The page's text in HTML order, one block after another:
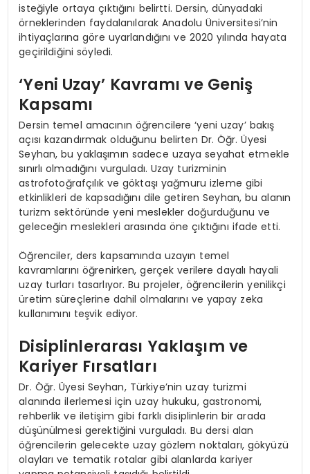
isteğiyle ortaya çıktığını belirtti. Dersin, dünyadaki
örneklerinden faydalanılarak Anadolu Üniversitesi’nin
ihtiyaçlarına göre uyarlandığını ve 2020 yılında hayata
geçirildiğini söyledi.
‘Yeni Uzay’ Kavramı ve Geniş
Kapsamı
Dersin temel amacının öğrencilere ‘yeni uzay’ bakış
açısı kazandırmak olduğunu belirten Dr. Öğr. Üyesi
Seyhan, bu yaklaşımın sadece uzaya seyahat etmekle
sınırlı olmadığını vurguladı. Uzay turizminin
astrofotoğrafçılık ve göktaşı yağmuru izleme gibi
etkinlikleri de kapsadığını dile getiren Seyhan, bu alanın
turizm sektöründe yeni meslekler doğurduğunu ve
geleceğin meslekleri arasında öne çıktığını ifade etti.
Öğrenciler, ders kapsamında uzayın temel
kavramlarını öğrenirken, gerçek verilere dayalı hayali
uzay turları tasarlıyor. Bu projeler, öğrencilerin yenilikçi
üretim süreçlerine dahil olmalarını ve yapay zeka
kullanımını teşvik ediyor.
Disiplinlerarası Yaklaşım ve
Kariyer Fırsatları
Dr. Öğr. Üyesi Seyhan, Türkiye’nin uzay turizmi
alanında ilerlemesi için uzay hukuku, gastronomi,
rehberlik ve iletişim gibi farklı disiplinlerin bir arada
düşünülmesi gerektiğini vurguladı. Bu dersi alan
öğrencilerin gelecekte uzay gözlem noktaları, gökyüzü
olayları ve tematik rotalar gibi alanlarda kariyer